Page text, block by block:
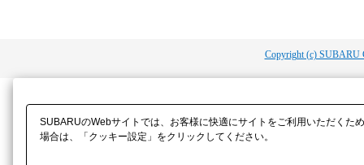
Copyright (c) SUBARU
SUBARUのWebサイトでは、お客様に快適にサイトをご利用いただく
場合は、「クッキー設定」をクリックしてください。​